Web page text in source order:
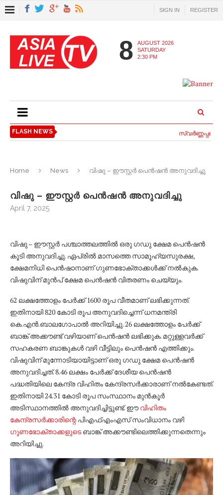
SIGN IN REGISTER
8
AUGUST 2026
SATURDAY
2:30 PM
FLASH NEWS സ്വര്‍ണ്ണപ്പണയ
Home News വിഷു – ഈസ്റ്റർ പെൻഷൻ അനുവദിച്ചു
വിഷു – ഈസ്റ്റർ പെൻഷൻ അനുവദിച്ചു
April 7, 2025
വിഷു – ഈസ്റ്റർ പശ്ചാത്തലത്തിൽ ഒരു ഗഡു ക്ഷേമ പെൻഷൻ
കൂടി അനുവദിച്ചു. ഏപ്രിൽ മാസത്തെ സാമൂഹ്യസുരക്ഷ,
ക്ഷേമനിധി പെൻഷാനാണ് ഗുണഭോക്താക്കൾക്ക് നൽകുക.
വിഷുവിന് മുൻപ് ക്ഷേമ പെൻഷൻ വിതരണം ചെയ്യും.
62 ലക്ഷത്തോളം പേർക്ക് 1600 രൂപ വീതമാണ് ലഭിക്കുന്നത്.
ഇതിനായി 820 കോടി രൂപ അനുവദിച്ചെന്ന് ധനമന്ത്രി
കെ.എൻ.ബാലഗോപാൽ അറിയിച്ചു. 26 ലക്ഷത്തോളം പേർക്ക്
ബാങ്ക് അക്കൗണ്ട് വഴിയാണ് പെൻഷൻ ലഭിക്കുക. മറ്റുള്ളവർക്ക്
സഹകരണ ബാങ്കുകൾ വഴി വീട്ടിലും പെൻഷൻ എത്തിക്കും.
വിഷുവിന് മുന്നോടിയായിട്ടാണ് ഒരു ഗഡു ക്ഷേമ പെൻഷൻ
അനുവദിച്ചത്. 8.46 ലക്ഷം പേർക്ക് ദേശീയ പെൻഷൻ
പദ്ധതിയിലെ കേന്ദ്ര വിഹിതം കേന്ദ്രസർക്കാരാണ് നൽകേണ്ടത്.
ഇതിനായി 24.31 കോടി രൂപ സംസ്ഥാനം മുൻകൂർ
അടിസ്ഥാനത്തിൽ അനുവദിച്ചിട്ടുണ്ട്. ഈവിഹിതം
കേന്ദ്രസർക്കാരിന്റെ പിഎഫ്എംഎസ് സംവിധാനം വഴി
ഗുണഭോക്താക്കളുടെബാങ്ക് അക്കൗണ്ടിലെത്തിക്കുന്നതെന്നും
അറിയിച്ചു.